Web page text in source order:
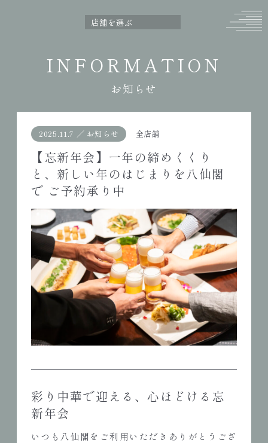
INFORMATION
お知らせ
2025.11.7 ／ お知らせ 全店舗
【忘新年会】一年の締めくくり
と、新しい年のはじまりを八仙閣
で ご予約承り中
彩り中華で迎える、心ほどける忘
新年会
いつも八仙閣をご利用いただきありがとうござ